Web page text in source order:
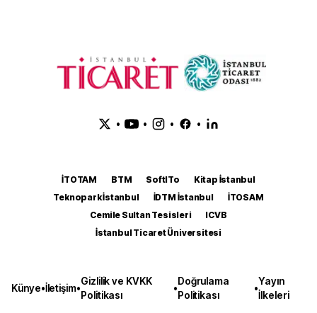
• • • •
İTOTAM BTM SoftITo
Kitap İstanbul
Teknopark İstanbul
İDTM İstanbul
İTOSAM
Cemile Sultan Tesisleri
ICVB
İstanbul Ticaret Üniversitesi
Künye•İletişim•
Gizlilik ve KVKK
Politikası
•
Doğrulama
Politikası
•
Yayın
İlkeleri